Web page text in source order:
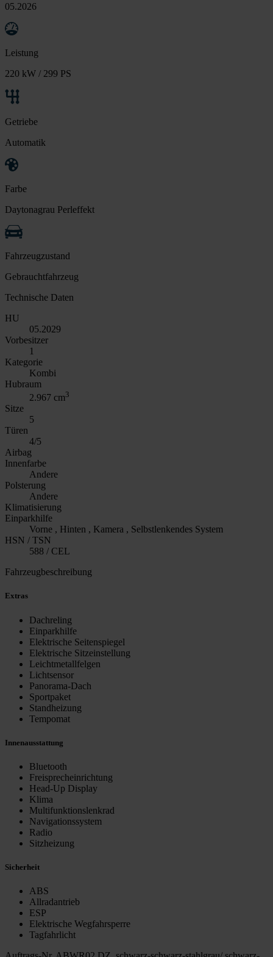
05.2026
Leistung
220 kW / 299 PS
Getriebe
Automatik
Farbe
Daytonagrau Perleffekt
Fahrzeugzustand
Gebrauchtfahrzeug
Technische Daten
HU
05.2029
Vorbesitzer
1
Kategorie
Kombi
Hubraum
2.967 cm3
Sitze
5
Türen
4/5
Airbag
Innenfarbe
Andere
Polsterung
Andere
Klimatisierung
Einparkhilfe
Vorne , Hinten , Kamera , Selbstlenkendes System
HSN / TSN
588 / CEL
Fahrzeugbeschreibung
Extras
Dachreling
Einparkhilfe
Elektrische Seitenspiegel
Elektrische Sitzeinstellung
Leichtmetallfelgen
Lichtsensor
Panorama-Dach
Sportpaket
Standheizung
Tempomat
Innenausstattung
Bluetooth
Freisprecheinrichtung
Head-Up Display
Klima
Multifunktionslenkrad
Navigationssystem
Radio
Sitzheizung
Sicherheit
ABS
Allradantrieb
ESP
Elektrische Wegfahrsperre
Tagfahrlicht